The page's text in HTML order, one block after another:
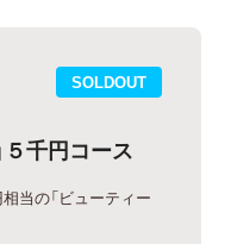
SOLDOUT
５千円コース
当の「ビューティー